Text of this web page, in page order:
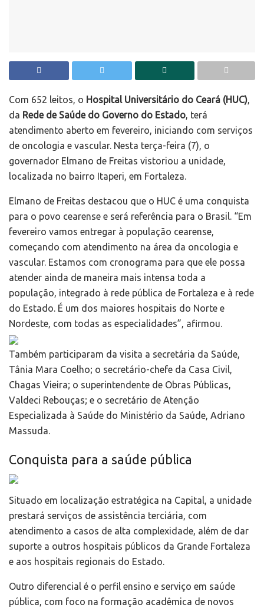
Com 652 leitos, o Hospital Universitário do Ceará (HUC),
da Rede de Saúde do Governo do Estado, terá
atendimento aberto em fevereiro, iniciando com serviços
de oncologia e vascular. Nesta terça-feira (7), o
governador Elmano de Freitas vistoriou a unidade,
localizada no bairro Itaperi, em Fortaleza.
Elmano de Freitas destacou que o HUC é uma conquista
para o povo cearense e será referência para o Brasil. “Em
fevereiro vamos entregar à população cearense,
começando com atendimento na área da oncologia e
vascular. Estamos com cronograma para que ele possa
atender ainda de maneira mais intensa toda a
população, integrado à rede pública de Fortaleza e à rede
do Estado. É um dos maiores hospitais do Norte e
Nordeste, com todas as especialidades”, afirmou.
Também participaram da visita a secretária da Saúde,
Tânia Mara Coelho; o secretário-chefe da Casa Civil,
Chagas Vieira; o superintendente de Obras Públicas,
Valdeci Rebouças; e o secretário de Atenção
Especializada à Saúde do Ministério da Saúde, Adriano
Massuda.
Conquista para a saúde pública
Situado em localização estratégica na Capital, a unidade
prestará serviços de assistência terciária, com
atendimento a casos de alta complexidade, além de dar
suporte a outros hospitais públicos da Grande Fortaleza
e aos hospitais regionais do Estado.
Outro diferencial é o perfil ensino e serviço em saúde
pública, com foco na formação acadêmica de novos